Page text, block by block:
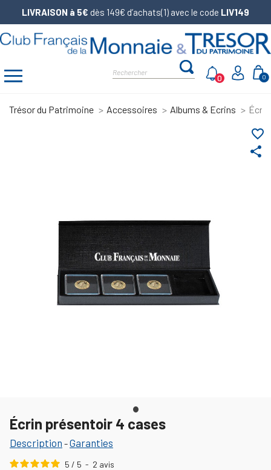
LIVRAISON à 5€ dès 149€ d’achats(1) avec le code LIV149
0
0
Trésor du Patrimoine Accessoires Albums & Ecrins
share
favorite_border
Écrin présentoir 4 cases
Description -Garanties
5 / 5 - 2 avis